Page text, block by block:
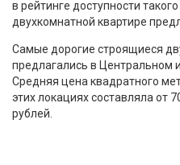
в рейтинге доступности
двухкомнатной квартире
Самые дорогие строящиеся
предлагались в Центральном
Средняя цена квадратного
этих локациях составляла от
рублей.